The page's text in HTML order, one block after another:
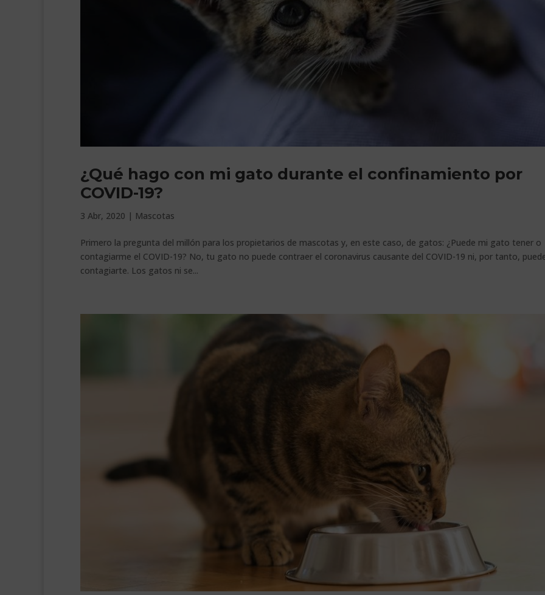
¿Qué hago con mi gato durante el confinamiento por
COVID-19?
3 Abr, 2020 | Mascotas
Primero la pregunta del millón para los propietarios de mascotas y, en este caso, de gatos: ¿Puede mi gato tener o
contagiarme el COVID-19? No, tu gato no puede contraer el coronavirus causante del COVID-19 ni, por tanto,
contagiarte. Los gatos ni se...